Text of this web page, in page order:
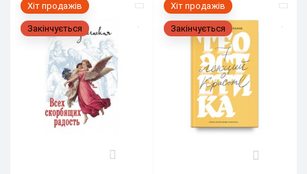
Хіт продажів
Закінчується
Хіт продажів
Закінчується